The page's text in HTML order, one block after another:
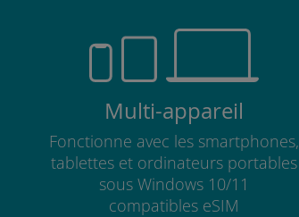
Multi-appareil
Fonctionne avec les smartphones,
tablettes et ordinateurs portables
sous Windows 10/11
compatibles eSIM